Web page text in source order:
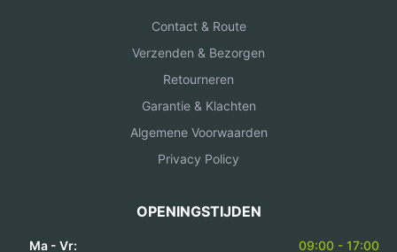
Contact & Route
Verzenden & Bezorgen
Retourneren
Garantie & Klachten
Algemene Voorwaarden
Privacy Policy
OPENINGSTIJDEN
Ma - Vr: 09:00 - 17:00